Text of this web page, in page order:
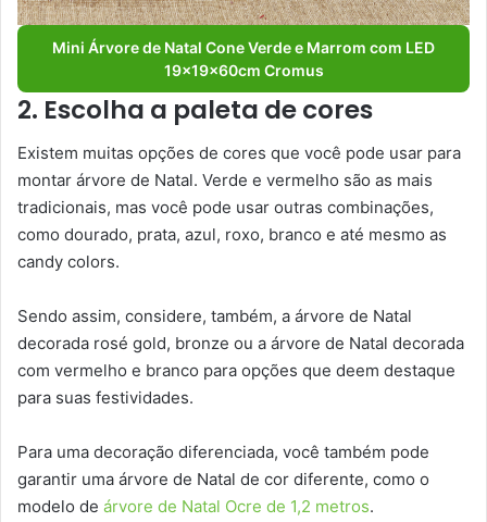
Mini Árvore de Natal Cone Verde e Marrom com LED
19x19x60cm Cromus
2. Escolha a paleta de cores
Existem muitas opções de cores que você pode usar para
montar árvore de Natal. Verde e vermelho são as mais
tradicionais, mas você pode usar outras combinações,
como dourado, prata, azul, roxo, branco e até mesmo as
candy colors.
Sendo assim, considere, também, a árvore de Natal
decorada rosé gold, bronze ou a árvore de Natal decorada
com vermelho e branco para opções que deem destaque
para suas festividades.
Para uma decoração diferenciada, você também pode
garantir uma árvore de Natal de cor diferente, como o
modelo de árvore de Natal Ocre de 1,2 metros.